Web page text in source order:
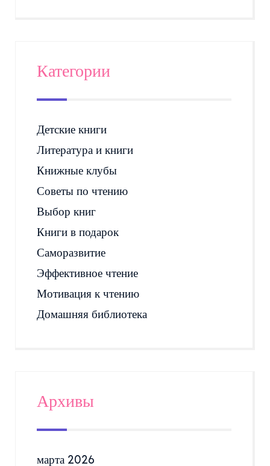
Категории
Детские книги
Литература и книги
Книжные клубы
Советы по чтению
Выбор книг
Книги в подарок
Саморазвитие
Эффективное чтение
Мотивация к чтению
Домашняя библиотека
Архивы
марта 2026